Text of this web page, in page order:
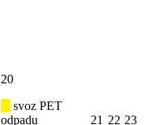
20
svoz PET
odpadu
21 22 23